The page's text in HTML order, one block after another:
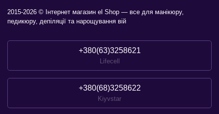
2015-2026 © Інтернет магазин el Shop — все для манікюру,
педикюру, депіляції та нарощування вій
+380(63)3258621
Lifecell
+380(68)3258622
Kiyvstar